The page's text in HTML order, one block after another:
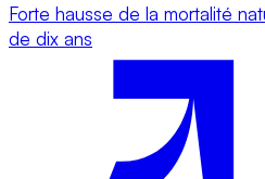
Forte hausse de la mortalité
de dix ans